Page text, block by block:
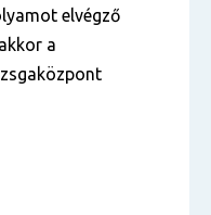
elvégző
a